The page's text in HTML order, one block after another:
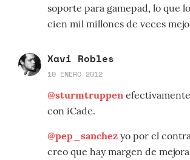
soporte para gamepad, lo que
cien mil millones de veces
Xavi Robles
10 ENERO 2012
@sturmtruppen
con iCade.
@pep_sanchez yo por el
creo que hay margen de